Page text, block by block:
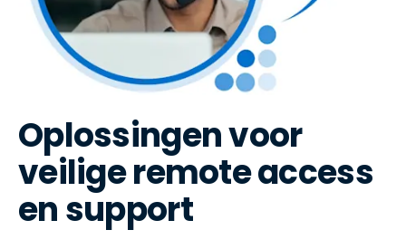
Oplossingen voor
veilige remote access
en support